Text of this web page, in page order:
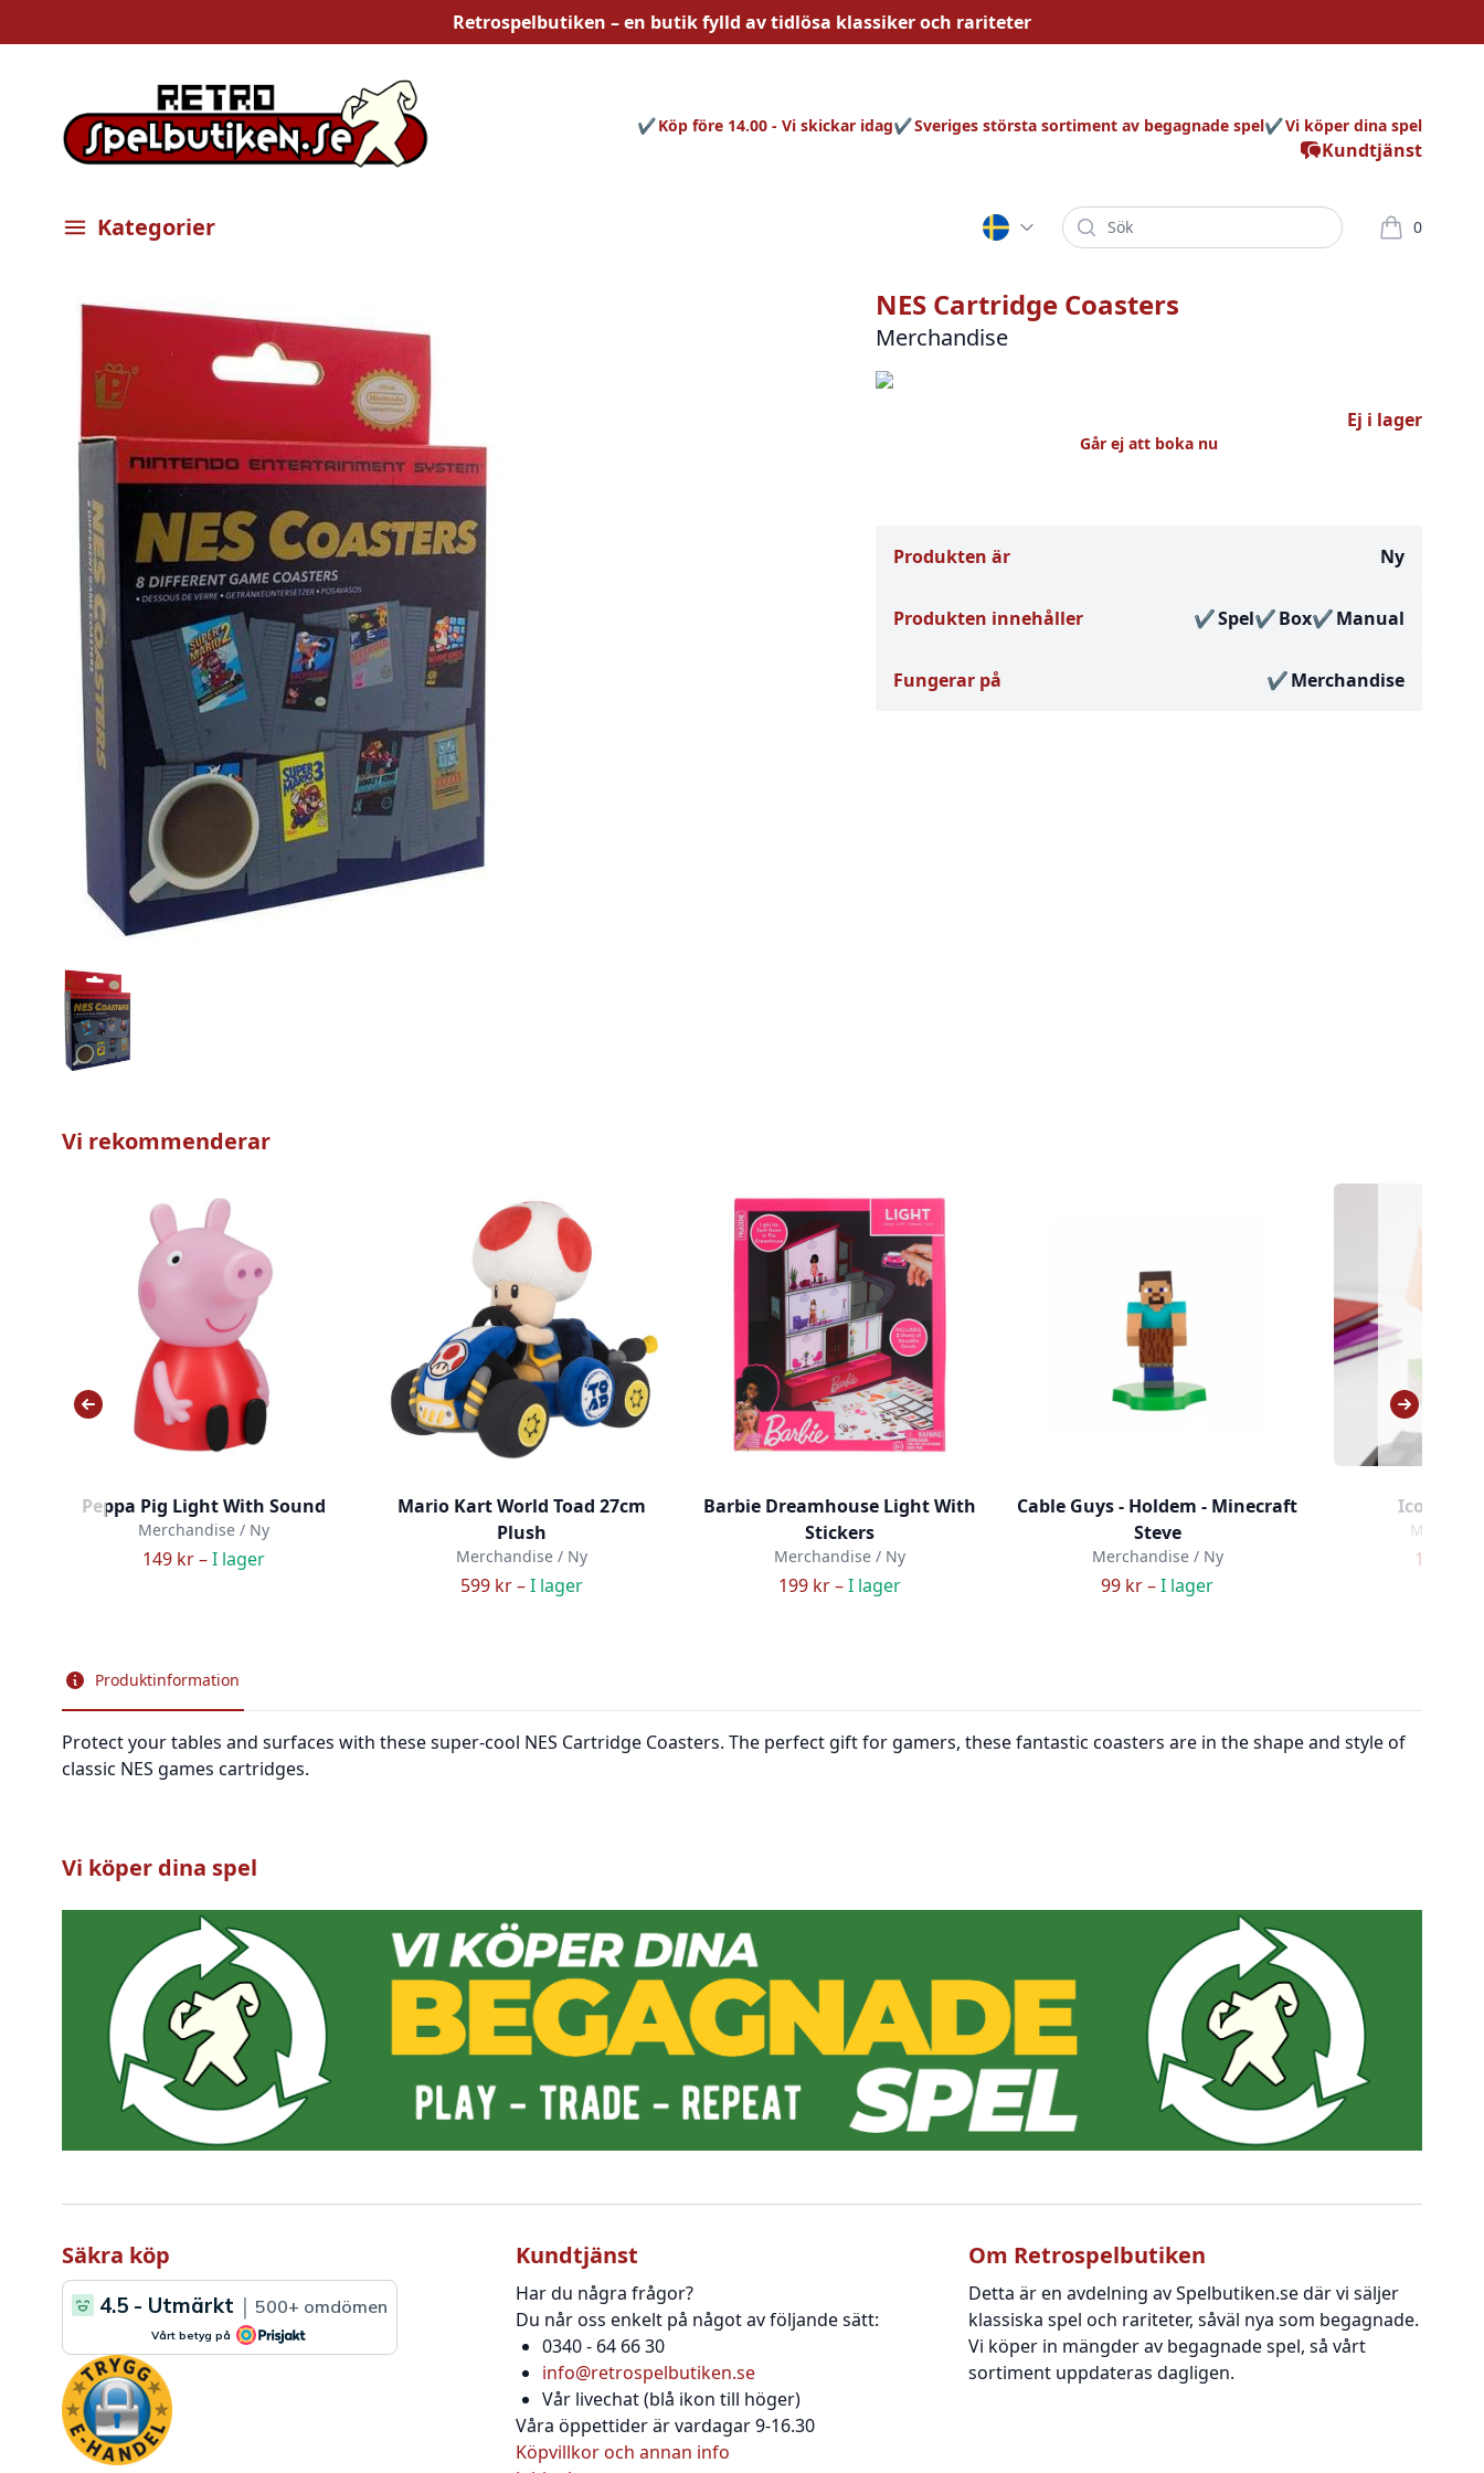
Retrospelbutiken – en butik fylld avtidlösa klassiker och rariteter
Kundtjänst
Köp före 14.00 - Vi skickar idag Sveriges största sortiment av begagnade spel Vi köper dina spel
Öppna meny
Kategorier Sök 0
varor i
NES Cartridge Coasters
Merchandise
Bilder
Ej i lager
Går ej att boka nu
Produkten är Ny
Produkten innehåller Spel Box Manual
Fungerar på Merchandise
Vi rekommenderar
Peppa Pig Light With Sound
Merchandise / Ny
149 kr –I lager
Mario Kart World Toad 27cm
Plush
Merchandise / Ny
599 kr –I lager
Barbie Dreamhouse Light With
Stickers
Merchandise / Ny
199 kr –I lager
Cable Guys - Holdem - Minecraft
Steve
Merchandise / Ny
99 kr –I lager
Icon
129 kr –
Produktinformation
Protect your tables and surfaces with these super-cool NES Cartridge Coasters. The perfect gift for gamers, these fantastic coasters are in the shape and style of
classic NES games cartridges.
Vi köper dina spel
Säkra köp Kundtjänst
Har du några frågor?
Du når oss enkelt på något av följande sätt:
0340 - 64 66 30
info@retrospelbutiken.se
Vår livechat (blå ikon till höger)
Våra öppettider är vardagar 9-16.30
Köpvillkor och annan info
Om Retrospelbutiken
Detta är en avdelning av Spelbutiken.se där vi säljer
klassiska spel och rariteter, såväl nya som begagnade.
Vi köper in mängder av begagnade spel, så vårt
sortiment uppdateras dagligen.